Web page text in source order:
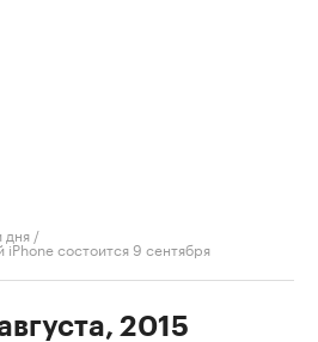
дня /
состоится 9 сентября
2015